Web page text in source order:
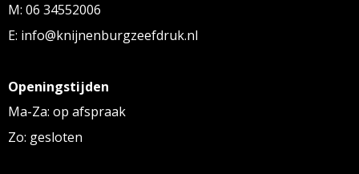
M: 06 34552006
E: info@knijnenburgzeefdruk.nl
Openingstijden
Ma-Za: op afspraak
Zo: gesloten